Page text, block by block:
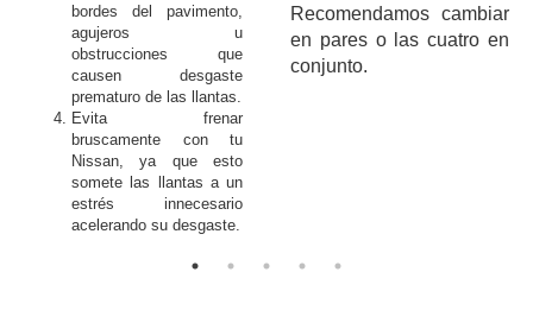
bordes del pavimento,
agujeros u
obstrucciones que
causen desgaste
prematuro de las llantas.
Evita frenar
bruscamente con tu
Nissan, ya que esto
somete las llantas a un
estrés innecesario
acelerando su desgaste.
Recomendamos cambiar
en pares o las cuatro en
conjunto.